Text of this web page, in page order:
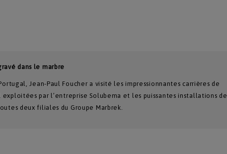
dans le marbre
Jean-Paul Foucher a visité les impressionnantes carrières de
exploitées par l’entreprise Solubema et les puissantes installations de
deux filiales du Groupe Marbrek.